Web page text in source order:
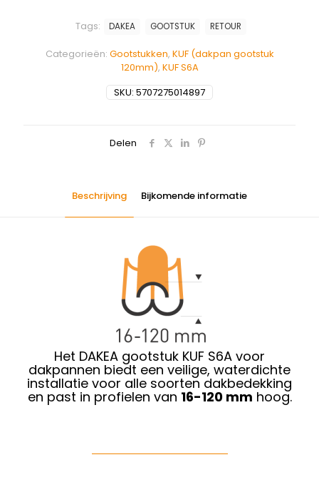
SKU: 5707275014897
Categorieën: Gootstukken, KUF (dakpan gootstuk
120mm), KUF S6A
Tags: DAKEA GOOTSTUK RETOUR
Delen
Beschrijving Bijkomende informatie
Het DAKEA gootstuk KUF S6A voor
dakpannen biedt een veilige, waterdichte
installatie voor alle soorten dakbedekking
en past in profielen van 16-120 mm hoog.